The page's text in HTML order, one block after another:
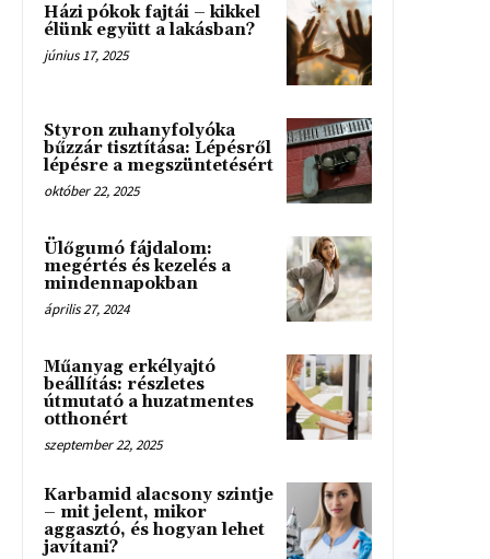
Házi pókok fajtái – kikkel
élünk együtt a lakásban?
június 17, 2025
Styron zuhanyfolyóka
bűzzár tisztítása: Lépésről
lépésre a megszüntetésért
október 22, 2025
Ülőgumó fájdalom:
megértés és kezelés a
mindennapokban
április 27, 2024
Műanyag erkélyajtó
beállítás: részletes
útmutató a huzatmentes
otthonért
szeptember 22, 2025
Karbamid alacsony szintje
– mit jelent, mikor
aggasztó, és hogyan lehet
javítani?